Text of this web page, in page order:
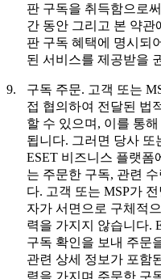
판 구독을 취득함으로
간 동안 그리고 본 약관
판 구독 혜택에 명시되
된 서비스를 제공받을
9. 구독 주문. 고객 또는
접 협의하여 전달된 법
할 수 있으며, 이를 통
됩니다. 그러면 당사 또
ESET 비즈니스 플랫폼
는 주문한 구독, 관련
다. 고객 또는 MSP가
자가 서면으로 구체적
력을 가지지 않습니다.
구독 확인을 보내 주문
관련 상세 정보가 포함